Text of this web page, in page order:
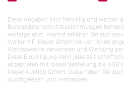
Diese Angaben sind freiwillig und werden
Bundesdatenschutzbestimmungen
weitergeleitet. Hiermit erklären Sie sich
Walter H.F. Meyer GmbH die von Ihnen
Werbezwecke verwenden und Werbung
Diese Einwilligung kann jederzeit
akzeptieren mit dieser Bestellung die
Meyer Auktion GmbH. Diese haben Sie
durchgelesen und verstanden.